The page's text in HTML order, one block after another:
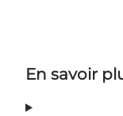
En savoir